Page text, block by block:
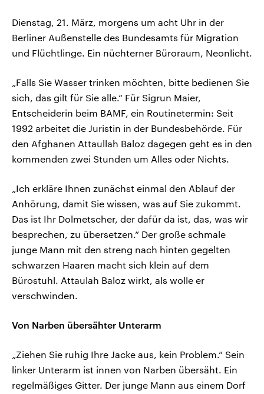
Dienstag, 21. März, morgens um acht Uhr in der
Berliner Außenstelle des Bundesamts für Migration
und Flüchtlinge. Ein nüchterner Büroraum, Neonlicht.
„Falls Sie Wasser trinken möchten, bitte bedienen Sie
sich, das gilt für Sie alle.“ Für Sigrun Maier,
Entscheiderin beim BAMF, ein Routinetermin: Seit
1992 arbeitet die Juristin in der Bundesbehörde. Für
den Afghanen Attaullah Baloz dagegen geht es in den
kommenden zwei Stunden um Alles oder Nichts.
„Ich erkläre Ihnen zunächst einmal den Ablauf der
Anhörung, damit Sie wissen, was auf Sie zukommt.
Das ist Ihr Dolmetscher, der dafür da ist, das, was wir
besprechen, zu übersetzen.“ Der große schmale
junge Mann mit den streng nach hinten gegelten
schwarzen Haaren macht sich klein auf dem
Bürostuhl. Attaulah Baloz wirkt, als wolle er
verschwinden.
Von Narben übersähter Unterarm
„Ziehen Sie ruhig Ihre Jacke aus, kein Problem.“ Sein
linker Unterarm ist innen von Narben übersäht. Ein
regelmäßiges Gitter. Der junge Mann aus einem Dorf